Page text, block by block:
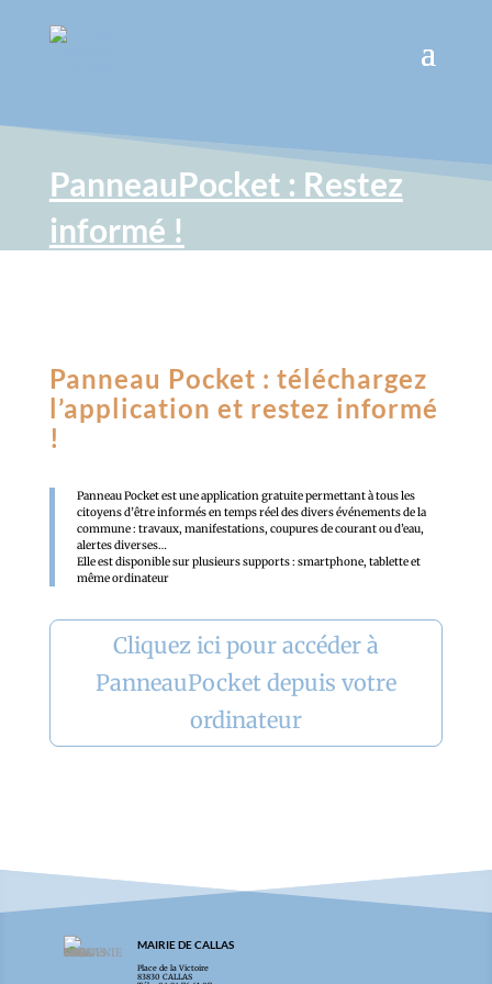
PanneauPocket : Restez
informé !
Panneau Pocket : téléchargez
l’application et restez informé
!
Panneau Pocket est une application gratuite permettant à tous les
citoyens d’être informés en temps réel des divers événements de la
commune : travaux, manifestations, coupures de courant ou d’eau,
alertes diverses…
Elle est disponible sur plusieurs supports : smartphone, tablette et
même ordinateur
Cliquez ici pour accéder à
PanneauPocket depuis votre
ordinateur
MAIRIE DE CALLAS
Place de la Victoire
83830 CALLAS